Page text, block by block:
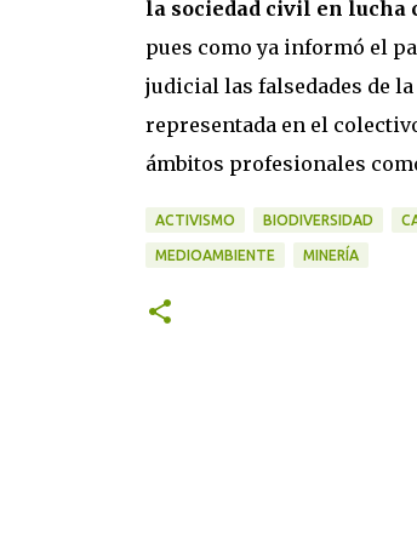
la sociedad civil en lucha
pues como ya informó el
judicial las falsedades de
representada en el
ámbitos profesionales
ACTIVISMO BIODIVERSIDAD
MEDIOAMBIENTE MINERÍA